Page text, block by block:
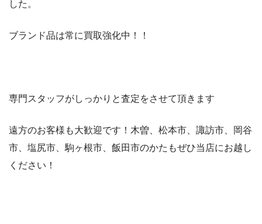
した。
ブランド品は常に買取強化中！！
専門スタッフがしっかりと査定をさせて頂きます
遠方のお客様も大歓迎です！木曽、松本市、諏訪市、岡谷
市、塩尻市、駒ヶ根市、飯田市のかたもぜひ当店にお越し
ください！